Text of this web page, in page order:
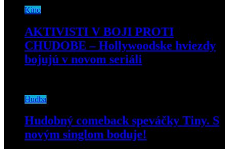
Kino
AKTIVISTI V BOJI PROTI
CHUDOBE – Hollywoodske hviezdy
bojujú v novom seriáli
Hudba
Hudobný comeback speváčky Tiny. S
novým singlom boduje!